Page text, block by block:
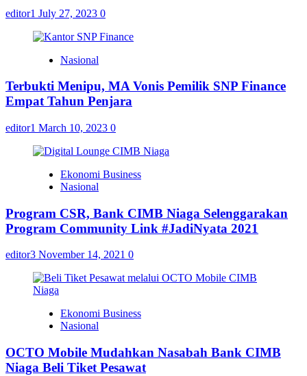
editor1 July 27, 2023 0
Nasional
Terbukti Menipu, MA Vonis Pemilik SNP Finance
Empat Tahun Penjara
editor1 March 10, 2023 0
Ekonomi Business
Nasional
Program CSR, Bank CIMB Niaga Selenggarakan
Program Community Link #JadiNyata 2021
editor3 November 14, 2021 0
Ekonomi Business
Nasional
OCTO Mobile Mudahkan Nasabah Bank CIMB
Niaga Beli Tiket Pesawat